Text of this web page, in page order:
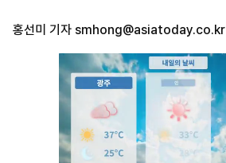
홍선미 기자 smhong@asiatoday.co.kr